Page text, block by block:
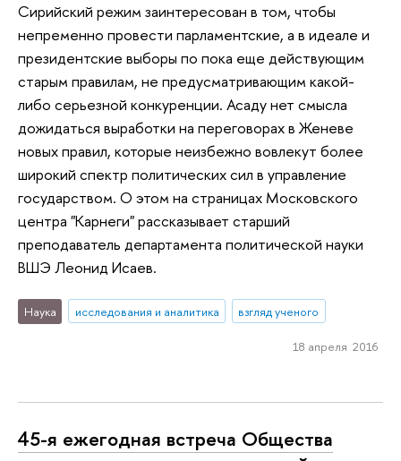
Сирийский режим заинтересован в том, чтобы
непременно провести парламентские, а в идеале и
президентские выборы по пока еще действующим
старым правилам, не предусматривающим какой-
либо серьезной конкуренции. Асаду нет смысла
дожидаться выработки на переговорах в Женеве
новых правил, которые неизбежно вовлекут более
широкий спектр политических сил в управление
государством. О этом на страницах Московского
центра "Карнеги" рассказывает старший
преподаватель департамента политической науки
ВШЭ Леонид Исаев.
Наука исследования и аналитика взгляд ученого
18 апреля 2016
45-я ежегодная встреча Общества